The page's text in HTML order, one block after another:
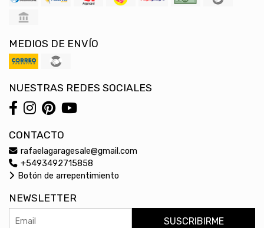
MEDIOS DE ENVÍO
NUESTRAS REDES SOCIALES
CONTACTO
rafaelagaragesale@gmail.com
+5493492715858
Botón de arrepentimiento
NEWSLETTER
SUSCRIBIRME